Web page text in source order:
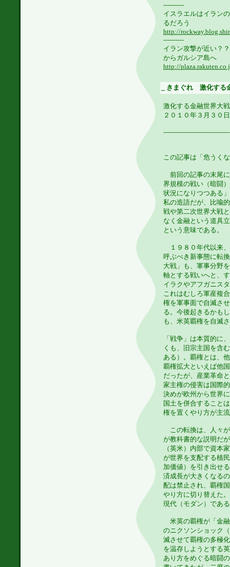
----------
イスラエルはイラン
るだろう
http://
----------
イラン攻撃が近い？
からガルシア島へ
http://
きまぐれ 激化する
激化する金融世界大戦
２０１０年３月３
この記事は「危うく
前回の記事の末尾
界規模の戦い（暗闘
状況になりつつある
私の造語だが、比喩
戦や第二次世界大戦
なく金融という道具
という意味である。
１９８０年代以来
呼ぶべき新事態に転
大戦」も、軍事分野
軸とする戦いへと、
イラクやアフガニス
これはむしろ軍産複
権を軍事面で自滅さ
る。今後起きるかも
も、米英覇権を自滅
「戦争」は本質的に
くも、旧宗主国を含
ある）。覇権とは、
覇権拡大といえば他
だったが、産業革命
家主権の侵害は国際
決めが欧州から世界
国土を併合すること
権を置くやり方が主
この転換は、人々
が教科書的な説明だ
（英米）内部で資本
が世界を支配する植
加価値）を引き出せ
済成長が大きくなる
配は禁止され、覇権
やり方に切り替えた
現代（モダン）であ
米英の覇権が「金
のニクソンショック
滅させて覇権の多極
を温存しようとする
あり方をめぐる暗闘